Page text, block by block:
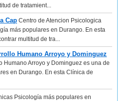
de tratamient...
Cap Centro de Atencion Psicologica
más populares en Durango. En esta
multitud de tra...
Humano Arroyo y Dominguez
Humano Arroyo y Dominguez es una de
en Durango. En esta Clínica de
Psicología más populares en